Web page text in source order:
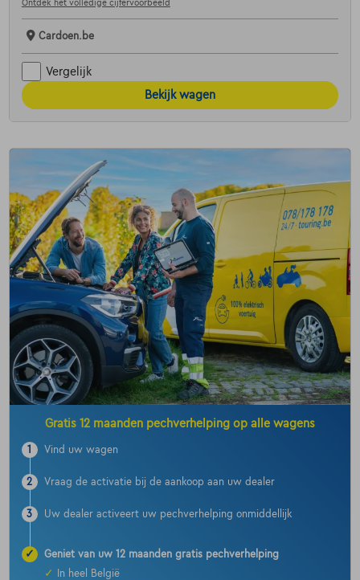
Ontdek het volledige cijfervoorbeeld
Cardoen.be
Vergelijk
Bekijk wagen
Gratis 12 maanden pechverhelping op alle wagens
1 Vind uw wagen
2 Vraag de activatie bij de aankoop aan uw dealer
3 Uw dealer activeert uw pechverhelping onmiddellijk
✓
Geniet van uw 12 maanden gratis pechverhelping
✓
In heel België